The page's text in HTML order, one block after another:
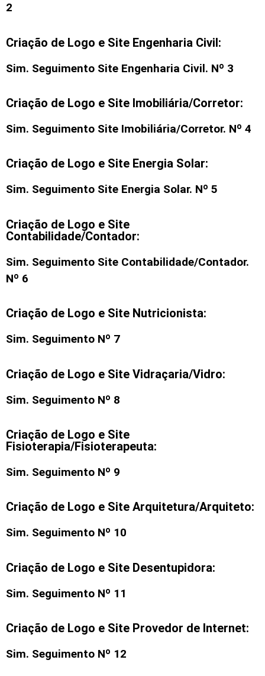
2
Criação de Logo e Site Engenharia Civil:
Sim. Seguimento Site Engenharia Civil. Nº 3
Criação de Logo e Site Imobiliária/Corretor:
Sim. Seguimento Site Imobiliária/Corretor. Nº 4
Criação de Logo e Site Energia Solar:
Sim. Seguimento Site Energia Solar. Nº 5
Criação de Logo e Site
Contabilidade/Contador:
Sim. Seguimento Site Contabilidade/Contador.
Nº 6
Criação de Logo e Site Nutricionista:
Sim. Seguimento Nº 7
Criação de Logo e Site Vidraçaria/Vidro:
Sim. Seguimento Nº 8
Criação de Logo e Site
Fisioterapia/Fisioterapeuta:
Sim. Seguimento Nº 9
Criação de Logo e Site Arquitetura/Arquiteto:
Sim. Seguimento Nº 10
Criação de Logo e Site Desentupidora:
Sim. Seguimento Nº 11
Criação de Logo e Site Provedor de Internet:
Sim. Seguimento Nº 12